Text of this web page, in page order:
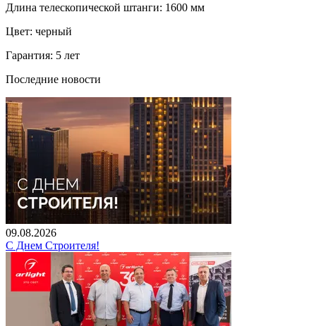
Длина телескопической штанги: 1600 мм
Цвет: черный
Гарантия: 5 лет
Последние новости
09.08.2026
С Днем Строителя!